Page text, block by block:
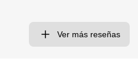
Ver más reseñas